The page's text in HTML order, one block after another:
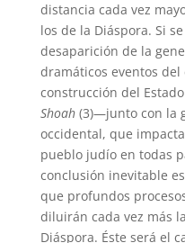
distancia cada vez
los de la Diáspora. Si
desaparición de la
dramáticos eventos
construcción del
Shoah(3)—junto con la
occidental, que
pueblo judío en todas
conclusión inevitable
que profundos
diluirán cada vez más
Diáspora. Éste será el